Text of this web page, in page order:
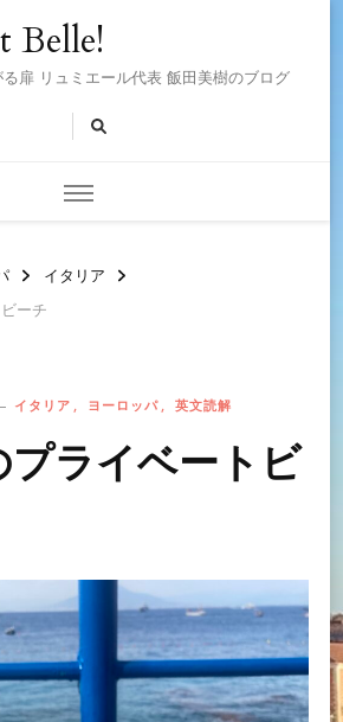
Belle!
扉 リュミエール代表 飯田美樹のブログ
イタリア
ーチ
イタリア ヨーロッパ 英文読解
プライベートビ